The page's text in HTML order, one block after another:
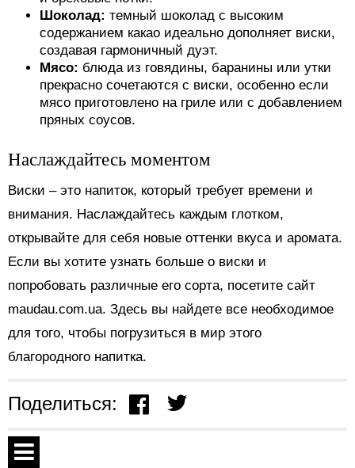
Шоколад: темный шоколад с высоким
содержанием какао идеально дополняет виски,
создавая гармоничный дуэт.
Мясо: блюда из говядины, баранины или утки
прекрасно сочетаются с виски, особенно если
мясо приготовлено на гриле или с добавлением
пряных соусов.
Наслаждайтесь моментом
Виски – это напиток, который требует времени и
внимания. Наслаждайтесь каждым глотком,
открывайте для себя новые оттенки вкуса и аромата.
Если вы хотите узнать больше о виски и
попробовать различные его сорта, посетите сайт
maudau.com.ua. Здесь вы найдете все необходимое
для того, чтобы погрузиться в мир этого
благородного напитка.
Поделиться: